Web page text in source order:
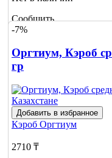
Сообщить
о наличии
-7%
Оргтиум, Кэроб
гр
Добавить в избранное
Кэроб Оргтиум
2710 ₸